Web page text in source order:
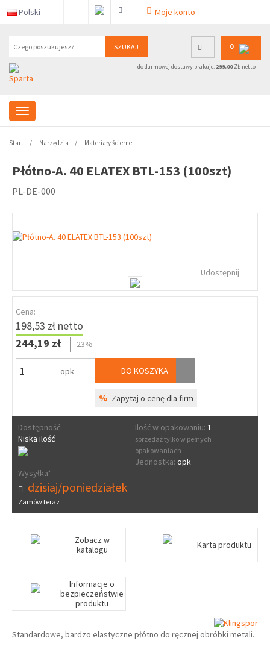
Polski Moje konto
SZUKAJ 0
do darmowej dostawy brakuje: 299.00ZŁ netto
Start Narzędzia Materiały ścierne
Płótno-A. 40 ELATEX BTL-153 (100szt)
PL-DE-000
Udostępnij
Cena:
198,53 zł netto
244,19 zł
23%
opk DO KOSZYKA
% Zapytaj o cenę dla firm
Dostępność:
Niska ilość
Ilość w opakowaniu: 1
sprzedaż tylko w pełnych
opakowaniach
Jednostka: opk
Wysyłka*:
dzisiaj/poniedziałek
Zamów teraz
Zobacz w
katalogu
Karta produktu
Informacje o
bezpieczeństwie
produktu
Standardowe, bardzo elastyczne płótno do ręcznej obróbki metali.